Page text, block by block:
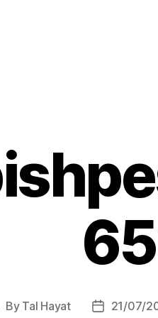
By Tal Hayat
Post21/07/